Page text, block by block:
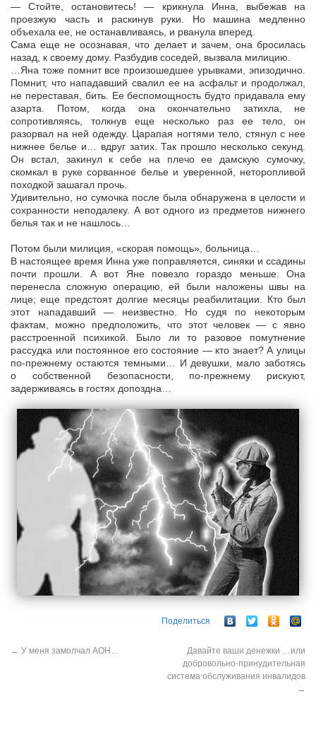
— Стойте, остановитесь! — крикнула Инна, выбежав на
проезжую часть и раскинув руки. Но машина медленно
объехала ее, не останавливаясь, и рванула вперед.
Сама еще не осознавая, что делает и зачем, она бросилась
назад, к своему дому. Разбудив соседей, вызвала милицию.
…Яна тоже помнит все произошедшее урывками, эпизодично.
Помнит, что нападавший свалил ее на асфальт и продолжал,
не переставая, бить. Ее беспомощность будто придавала ему
азарта. Потом, когда она окончательно затихла, не
сопротивляясь, толкнув еще несколько раз ее тело, он
разорвал на ней одежду. Царапая ногтями тело, стянул с нее
нижнее белье и… вдруг затих. Так прошло несколько секунд.
Он встал, закинул к себе на плечо ее дамскую сумочку,
скомкал в руке сорванное белье и уверенной, неторопливой
походкой зашагал прочь.
Удивительно, но сумочка после была обнаружена в целости и
сохранности неподалеку. А вот одного из предметов нижнего
белья так и не нашлось…
Потом были милиция, «скорая помощь», больница…
В настоящее время Инна уже поправляется, синяки и ссадины
почти прошли. А вот Яне повезло гораздо меньше. Она
перенесла сложную операцию, ей были наложены швы на
лице; еще предстоят долгие месяцы реабилитации. Кто был
этот нападавший — неизвестно. Но судя по некоторым
фактам, можно предположить, что этот человек — с явно
расстроенной психикой. Было ли то разовое помутнение
рассудка или постоянное его состояние — кто знает? А улицы
по-прежнему остаются темными… И девушки, мало заботясь
о собственной безопасности, по-прежнему рискуют,
задерживаясь в гостях допоздна…
Поделиться
← У меня замолчал АОН…
Давайте ваши денежки …или
добровольно-принудительная
система обслуживания инвалидов
→